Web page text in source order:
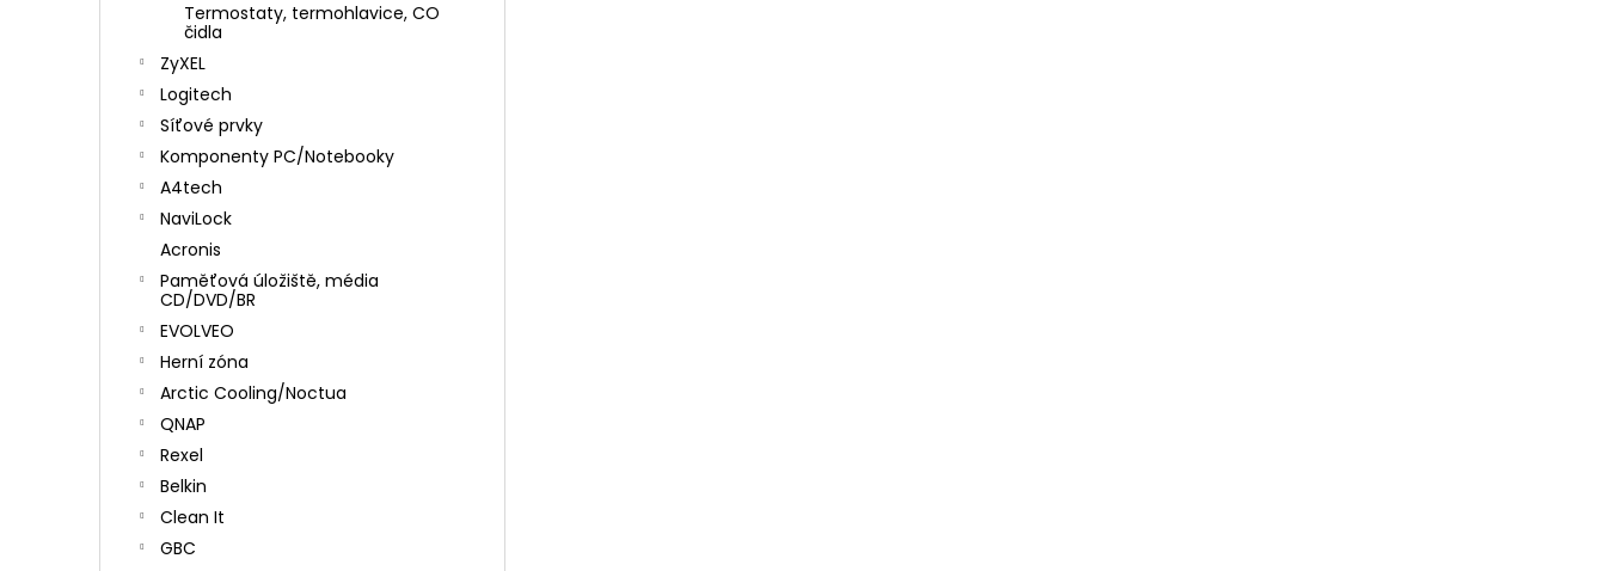
Termostaty, termohlavice, CO
čidla
ZyXEL
Logitech
Síťové prvky
Komponenty PC/Notebooky
A4tech
NaviLock
Acronis
Paměťová úložiště, média
CD/DVD/BR
EVOLVEO
Herní zóna
Arctic Cooling/Noctua
QNAP
Rexel
Belkin
Clean It
GBC